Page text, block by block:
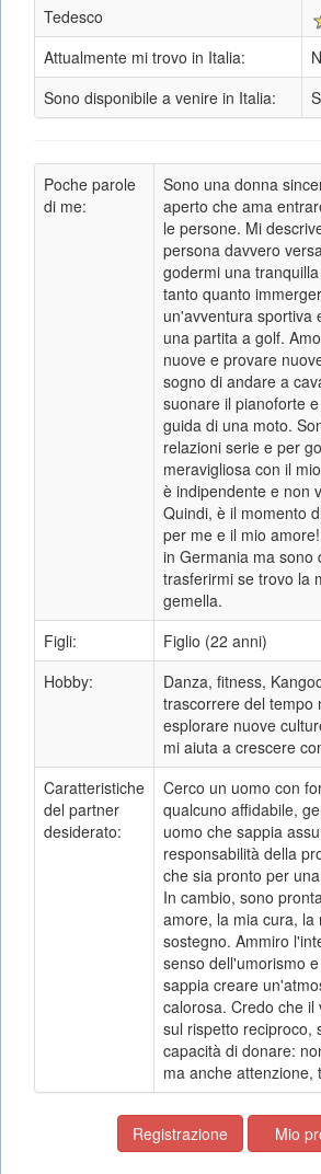
Tedesco
Attualmente mi trovo in Italia:
Sono disponibile a venire in Italia:
Poche parole
di me:
Sono una donna
aperto che ama
le persone. Mi
persona davvero
godermi una
tanto quanto
un'avventura sportiva
una partita a golf.
nuove e provare
sogno di andare a
suonare il pianoforte
guida di una moto.
relazioni serie e per
meravigliosa con il
è indipendente e non
Quindi, è il momento
per me e il mio
in Germania ma sono
trasferirmi se trovo la
gemella.
Figli:
Figlio (22 anni)
Hobby:
Danza, fitness,
trascorrere del tempo
esplorare nuove
mi aiuta a crescere
Caratteristiche
del partner
desiderato:
Cerco un uomo con
qualcuno affidabile,
uomo che sappia
responsabilità della
che sia pronto per
In cambio, sono
amore, la mia cura, la
sostegno. Ammiro
senso dell'umorismo
sappia creare
calorosa. Credo che
sul rispetto reciproco,
capacità di donare:
ma anche attenzione,
Registrazione Mio